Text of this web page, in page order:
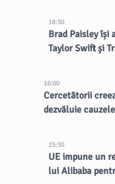
18:30
Brad Paisley își
Taylor Swift și
16:00
Cercetătorii
dezvăluie
15:30
UE impune un
lui Alibaba